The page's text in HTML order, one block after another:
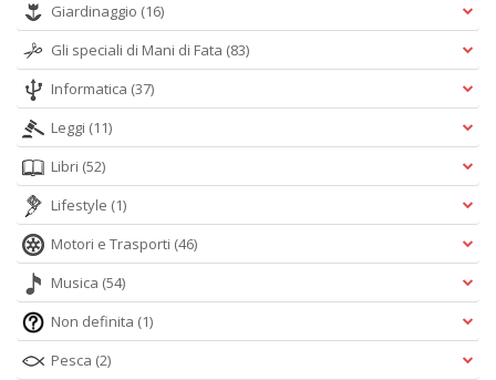
Giardinaggio (16)
Gli speciali di Mani di Fata (83)
Informatica (37)
Leggi (11)
Libri (52)
Lifestyle (1)
Motori e Trasporti (46)
Musica (54)
Non definita (1)
Pesca (2)